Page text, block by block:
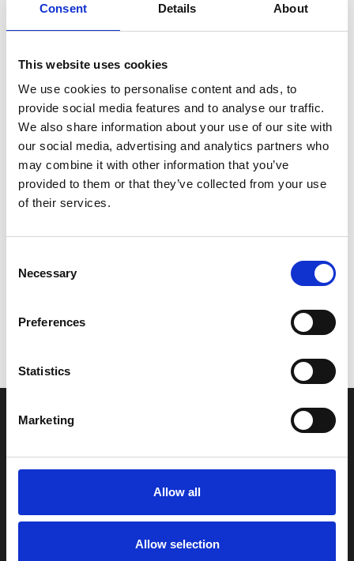
Consent Details About
This website uses cookies
We use cookies to personalise content and ads, to
provide social media features and to analyse our traffic.
We also share information about your use of our site with
our social media, advertising and analytics partners who
may combine it with other information that you’ve
provided to them or that they’ve collected from your use
of their services.
Selection
Necessary
Preferences
Statistics
Marketing
Allow all
Allow selection
Zoom
Leveringstid er 5-6 dag(e)
Model/varenr.: 5BM21511A0T9
923,96 DKK
Vi oplever i øjeblikket store og hyppige prisændringer i markedet.
leveres, eller hvor prisen afviger fra det viste. Vi kontakter dig
naturligvis, hvis dette er tilfældet.
INFORMATIONER